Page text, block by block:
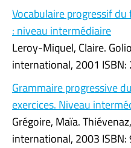
Vocabulaire progressif
: niveau intermédiaire
Leroy-Miquel, Claire.
international, 2001
Grammaire progressive
exercices. Niveau
Grégoire, Maïa.
international, 2003